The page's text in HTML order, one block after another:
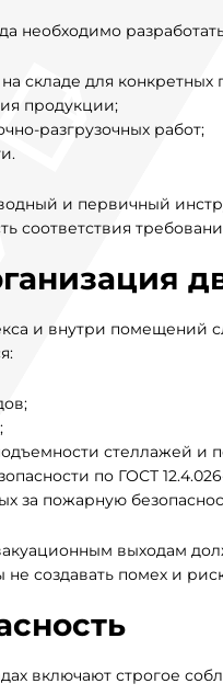
необходимо
складе для конкретных
продукции;
разгрузочных работ;
и первичный
соответствия
и внутри помещений
стеллажей и
по ГОСТ
за пожарную
выходам
создавать помех и
включают строгое